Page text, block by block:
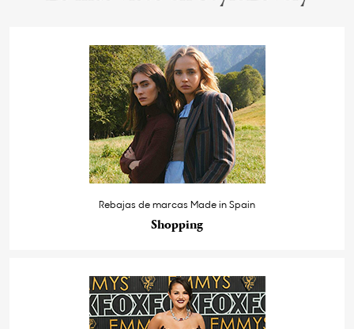
Rebajas de marcas Made in Spain
Shopping